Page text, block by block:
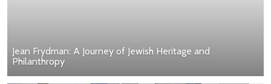
Jean Frydman: A Journey of Jewish Heritage and
Philanthropy